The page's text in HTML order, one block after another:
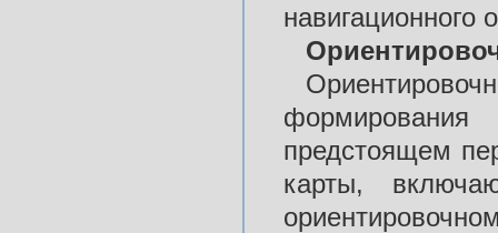
навигационного
предстоящем
карты,